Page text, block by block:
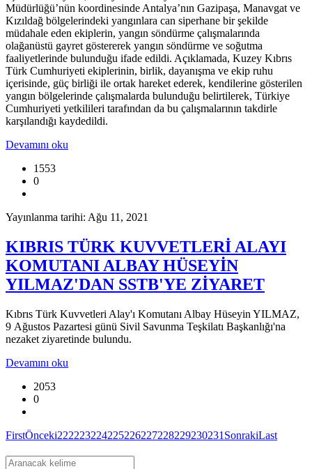
Müdürlüğü’nün koordinesinde Antalya’nın Gazipaşa, Manavgat ve
Kızıldağ bölgelerindeki yangınlara can siperhane bir şekilde
müdahale eden ekiplerin, yangın söndürme çalışmalarında
olağanüstü gayret göstererek yangın söndürme ve soğutma
faaliyetlerinde bulunduğu ifade edildi. Açıklamada, Kuzey Kıbrıs
Türk Cumhuriyeti ekiplerinin, birlik, dayanışma ve ekip ruhu
içerisinde, güç birliği ile ortak hareket ederek, kendilerine gösterilen
yangın bölgelerinde çalışmalarda bulunduğu belirtilerek, Türkiye
Cumhuriyeti yetkilileri tarafından da bu çalışmalarının takdirle
karşılandığı kaydedildi.
Devamını oku
1553
0
Yayınlanma tarihi: Ağu 11, 2021
KIBRIS TÜRK KUVVETLERİ ALAYI
KOMUTANI ALBAY HÜSEYİN
YILMAZ'DAN SSTB'YE ZİYARET
Kıbrıs Türk Kuvvetleri Alay'ı Komutanı Albay Hüseyin YILMAZ,
9 Ağustos Pazartesi günü Sivil Savunma Teşkilatı Başkanlığı'na
nezaket ziyaretinde bulundu.
Devamını oku
2053
0
FirstÖnceki222223224225226227228229230231 SonrakiLast